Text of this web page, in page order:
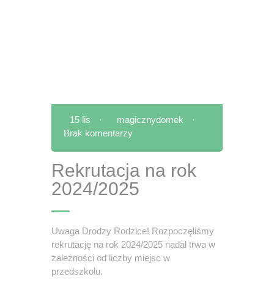
15 lis · magicznydomek
·
Brak komentarzy
Rekrutacja na rok
2024/2025
Uwaga Drodzy Rodzice! Rozpoczęliśmy
rekrutację na rok 2024/2025 nadal trwa w
zależności od liczby miejsc w
przedszkolu.